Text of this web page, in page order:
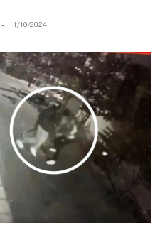
- 11/10/2024